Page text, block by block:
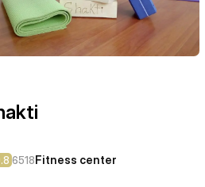
6518Fitness center